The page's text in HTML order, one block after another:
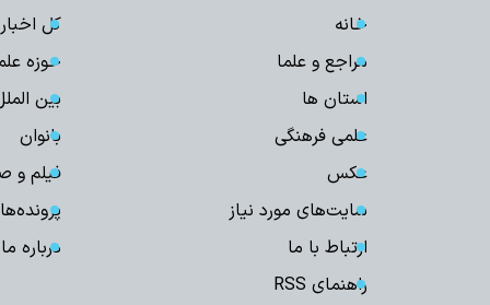
خانه
کل اخبار
مراجع و علما
حوزه
استان ها
بین
علمی فرهنگی
بانوان
عکس
فیلم و
سایت‌های مورد نیاز
ارتباط با ما
درباره ما
راهنمای RSS